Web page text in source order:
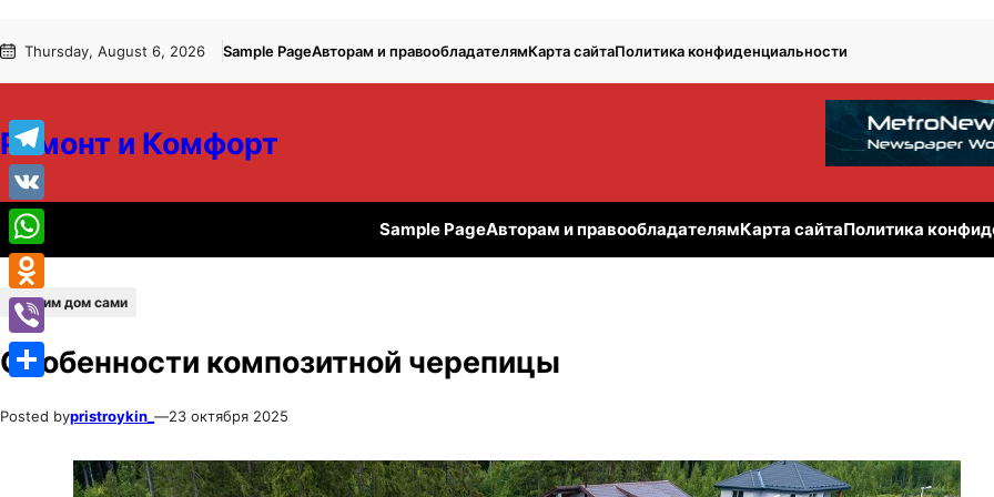
к
к
Thursday, August 6, 2026 Sample PageАвторам и правообладателямКарта сайтаПолитика конфиденциальности
Ремонт и Комфорт
Sample PageАвторам и правообладателямКарта сайтаПолитика
Строим дом сами
Особенности композитной черепицы
Posted bypristroykin_ —23 октября 2025
Telegram
VK
WhatsApp
Odnoklassniki
Viber